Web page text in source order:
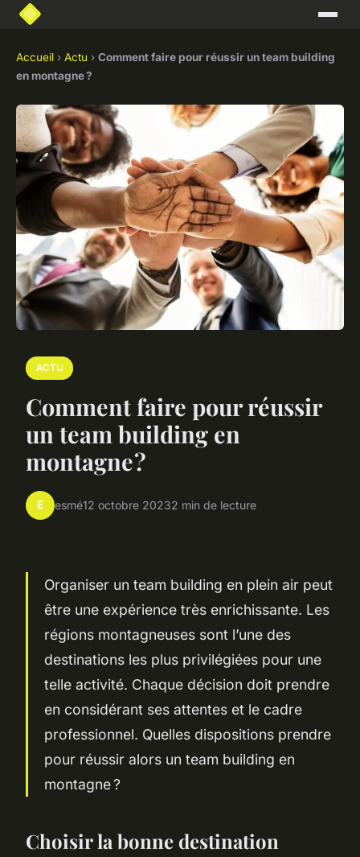
Accueil › Actu › Comment faire pour réussir un team building
en montagne ?
ACTU
Comment faire pour réussir
un team building en
montagne ?
E esmé12 octobre 20232 min de lecture
Organiser un team building en plein air peut
être une expérience très enrichissante. Les
régions montagneuses sont l’une des
destinations les plus privilégiées pour une
telle activité. Chaque décision doit prendre
en considérant ses attentes et le cadre
professionnel. Quelles dispositions prendre
pour réussir alors un team building en
montagne ?
Choisir la bonne destination